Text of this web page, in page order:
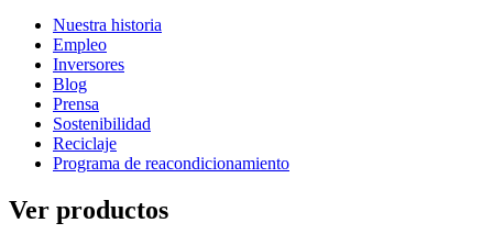
Nuestra historia
Empleo
Inversores
Blog
Prensa
Sostenibilidad
Reciclaje
Programa de reacondicionamiento
Ver productos